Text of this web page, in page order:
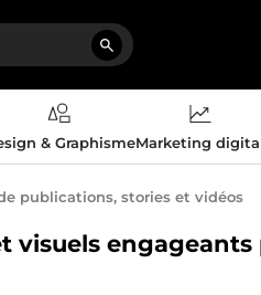
& GraphismeMarketing
publications, stories et vidéos
visuels engageants